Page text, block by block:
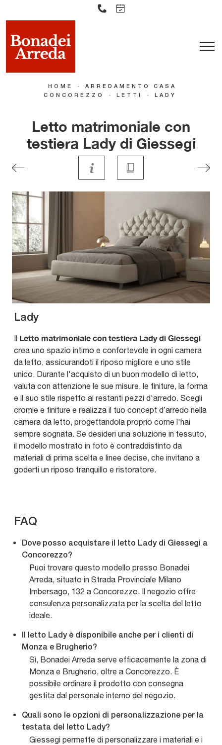
HOME -
ARREDAMENTO CASA
CONCOREZZO
- LETTI - LADY
Letto matrimoniale con
testiera Lady di Giessegi
Lady
Il Letto matrimoniale con testiera Lady di Giessegi
crea uno spazio intimo e confortevole in ogni camera
da letto, assicurandoti il riposo migliore e uno stile
unico. Durante l'acquisto di un buon modello di letto,
valuta con attenzione le sue misure, le finiture, la forma
e il suo stile rispetto ai restanti pezzi d'arredo. Scegli
cromie e finiture e realizza il tuo concept d’arredo nella
camera da letto, progettandola proprio come l'hai
sempre sognata. Se desideri una soluzione in tessuto,
il modello mostrato in foto è contraddistinto da
materiali di prima scelta e linee decise, che invitano a
goderti un riposo tranquillo e ristoratore.
FAQ
Dove posso acquistare il letto Lady di Giessegi a
Concorezzo?
Puoi trovare questo modello presso Bonadei
Arreda, situato in Strada Provinciale Milano
Imbersago, 132 a Concorezzo. Il negozio offre
consulenza personalizzata per la scelta del letto
ideale.
Il letto Lady è disponibile anche per i clienti di
Monza e Brugherio?
Sì, Bonadei Arreda serve efficacemente la zona di
Monza e Brugherio, oltre a Concorezzo. È
possibile ordinare il prodotto con consegna
gestita dal personale interno del negozio.
Quali sono le opzioni di personalizzazione per la
testata del letto Lady?
Giessegi permette di personalizzare i materiali e i